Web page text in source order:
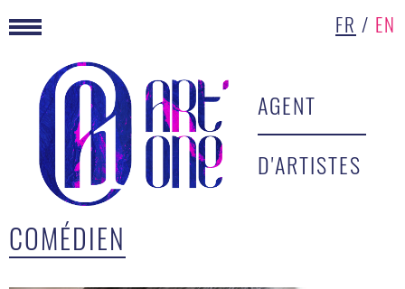
FR / EN
AGENT
D'ARTISTES
COMÉDIEN